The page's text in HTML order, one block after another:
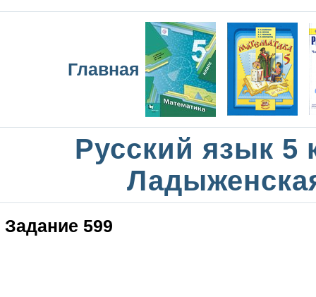
Главная
Русский язык 5
Задание 599